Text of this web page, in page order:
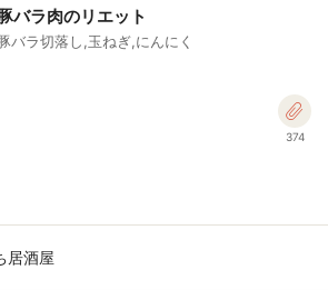
バラ肉のリエット
バラ切落し,玉ねぎ,にんにく
374
居酒屋